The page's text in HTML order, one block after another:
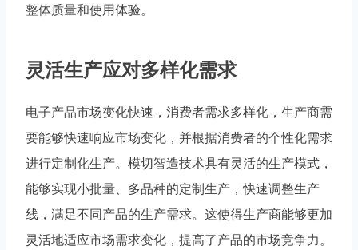
整体质量和使用体验。
灵活生产应对多样化需求
电子产品市场变化快速，消费者需求多样化，生产商需
要能够快速响应市场变化，并根据消费者的个性化需求
进行定制化生产。模切智造技术具有灵活的生产模式，
能够实现小批量、多品种的定制生产，快速调整生产
线，满足不同产品的生产需求。这使得生产商能够更加
灵活地适应市场需求变化，提高了产品的市场竞争力。